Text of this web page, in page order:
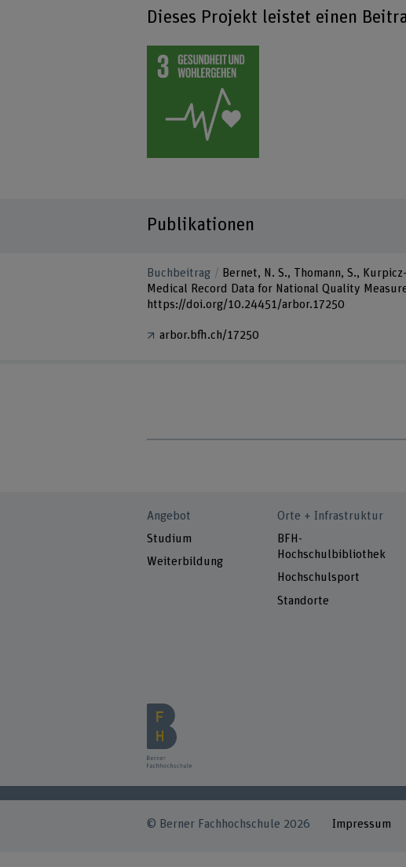
Dieses Projekt leistet einen
Publikationen
Buchbeitrag
Bernet, N. S., Thomann, S.,
Medical Record Data for National Quality
https://doi.org/10.24451/arbor.17250
arbor.bfh.ch/17250
Angebot
Studium
Weiterbildung
Orte + Infrastruktur
BFH-
Hochschulbibliothek
Hochschulsport
Standorte
© Berner Fachhochschule 2026 Impressum